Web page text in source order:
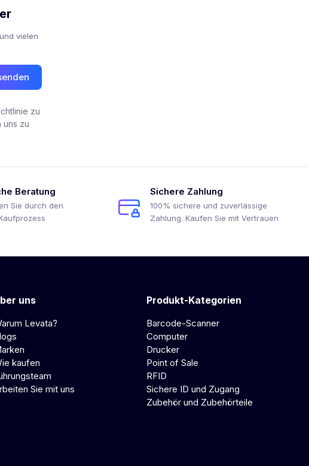
vielen
zu
uns zu
Beratung
Sie durch den
Sichere Zahlung
100% sichere und zuverlässige
Zahlung. Kaufen Sie mit Vertrauen
uns
Levata?
kaufen
Sie mit uns
Produkt-Kategorien
Barcode-Scanner
Computer
Drucker
Point of Sale
RFID
Sichere ID und Zugang
Zubehör und Zubehörteile